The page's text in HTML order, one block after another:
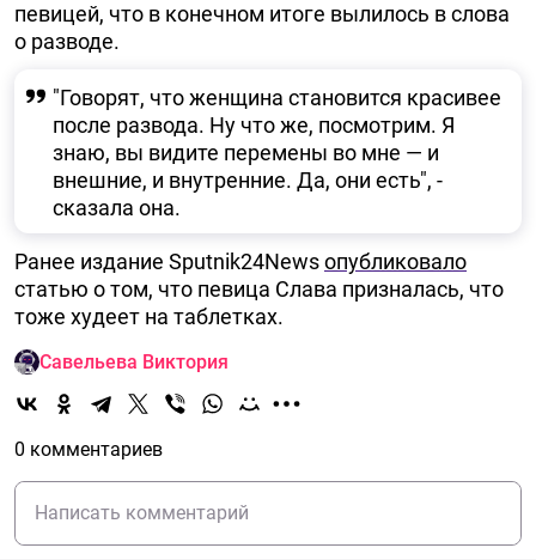
певицей, что в конечном итоге вылилось в слова
о разводе.
"Говорят, что женщина становится красивее
после развода. Ну что же, посмотрим. Я
знаю, вы видите перемены во мне — и
внешние, и внутренние. Да, они есть", -
сказала она.
Ранее издание Sputnik24Newsопубликовало
статью о том, что певица Слава призналась, что
тоже худеет на таблетках.
Савельева Виктория
0 комментариев